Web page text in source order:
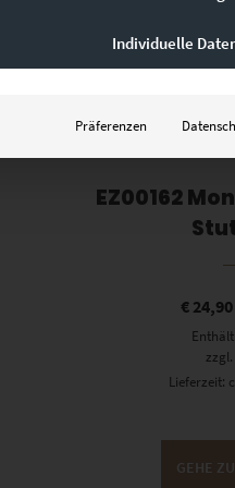
EZ00162
€ 24,90
Lieferzeit:
GEHE
Individuelle
Präferenzen